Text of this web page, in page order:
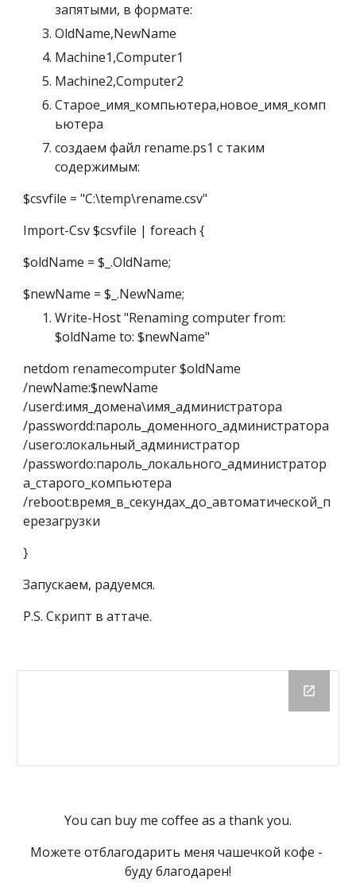
запятыми, в формате:
OldName,NewName
Machine1,Computer1
Machine2,Computer2
Старое_имя_компьютера,новое_имя_комп
ьютера
создаем файл rename.ps1 с таким
содержимым:
$csvfile = "C:\temp\rename.csv"
Import-Csv $csvfile | foreach {
$oldName = $_.OldName;
$newName = $_.NewName;
Write-Host "Renaming computer from:
$oldName to: $newName"
netdom renamecomputer $oldName
/newName:$newName
/userd:имя_домена\имя_администратора
/passwordd:пароль_доменного_администратора
/usero:локальный_администратор
/passwordo:пароль_локального_администратор
а_старого_компьютера
/reboot:время_в_секундах_до_автоматической_п
ерезагрузки
}
Запускаем, радуемся.
P.S. Скрипт в аттаче.
You can buy me coffee as a thank you.
Можете отблагодарить меня чашечкой кофе -
буду благодарен!